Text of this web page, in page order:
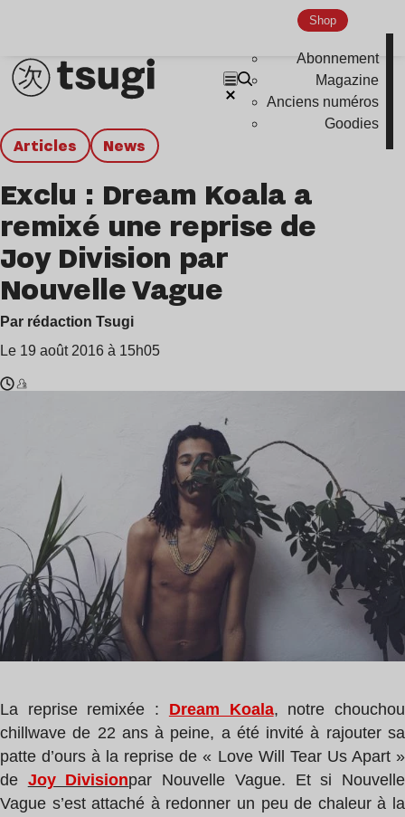
Shop
Abonnement
Magazine
Anciens numéros
Goodies
Articles news
Exclu : Dream Koala a
remixé une reprise de
Joy Division par
Nouvelle Vague
Par rédaction Tsugi
Le 19 août 2016 à 15h05
Division
Nouvelle
Vague
La reprise remixée : Dream Koala, notre chouchou
chillwave de 22 ans à peine, a été invité à rajouter sa
patte d’ours à la reprise de « Love Will Tear Us Apart »
de Joy Divisionpar Nouvelle Vague. Et si Nouvelle
Vague s’est attaché à redonner un peu de chaleur à la